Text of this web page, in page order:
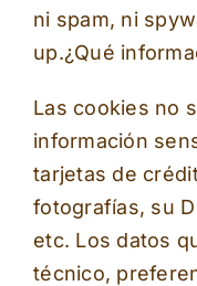
ni spam, ni
up.¿Qué
Las cookies no
información
tarjetas de
fotografías, su
etc. Los datos
técnico,